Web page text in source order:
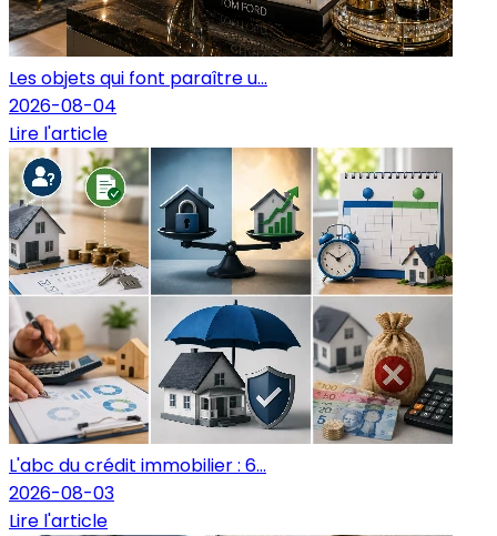
Les objets qui font paraître u...
2026-08-04
Lire l'article
L'abc du crédit immobilier : 6...
2026-08-03
Lire l'article